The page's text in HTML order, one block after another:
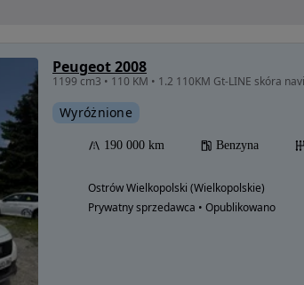
Peugeot 2008
1199 cm3 • 110 KM • 1.2 110KM Gt-LINE skóra
Wyróżnione
190 000 km Benzyna
Ostrów Wielkopolski (Wielkopolskie)
Prywatny sprzedawca • Opublikowano